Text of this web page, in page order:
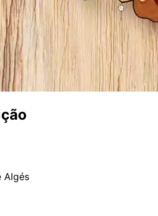
Algés